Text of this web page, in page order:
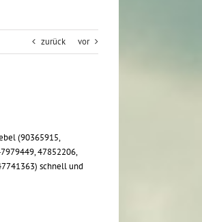
zurück vor
(90365915,
47852206,
schnell und